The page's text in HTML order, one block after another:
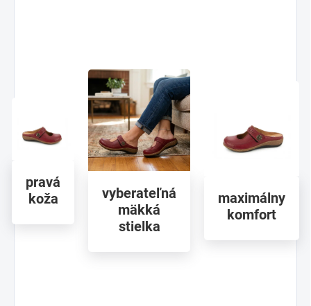
pravá
koža
vyberateľná
mäkká
stielka
maximálny
komfort